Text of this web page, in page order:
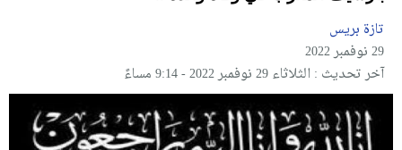
تازة بريس
29 نوفمبر 2022
آخر تحديث : الثلاثاء 29 نوفمبر 2022 - 9:14 مساءً